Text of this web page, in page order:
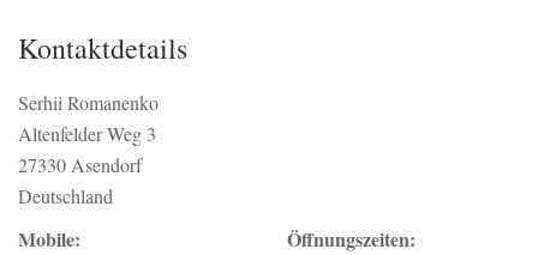
Kontaktdetails
Serhii Romanenko
Altenfelder Weg 3
27330 Asendorf
Deutschland
Mobile: Öffnungszeiten: